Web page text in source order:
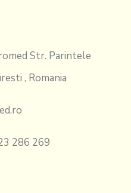
Str. Parintele
, Romania
286 269